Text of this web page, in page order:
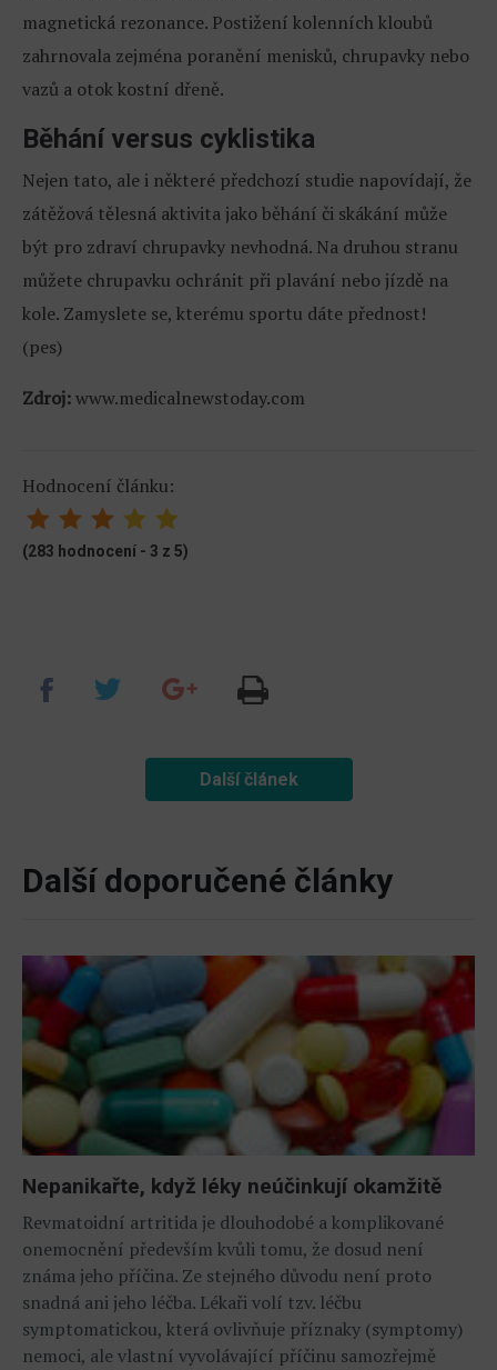
magnetická rezonance. Postižení kolenních kloubů
zahrnovala zejména poranění menisků, chrupavky nebo
vazů a otok kostní dřeně.
Běhání versus cyklistika
Nejen tato, ale i některé předchozí studie napovídají, že
zátěžová tělesná aktivita jako běhání či skákání může
být pro zdraví chrupavky nevhodná. Na druhou stranu
můžete chrupavku ochránit při plavání nebo jízdě na
kole. Zamyslete se, kterému sportu dáte přednost!
(pes)
Zdroj:www.medicalnewstoday.com
Hodnocení článku:
(283 hodnocení - 3 z 5)
Další článek
Další doporučené články
Nepanikařte, když léky neúčinkují okamžitě
Revmatoidní artritida je dlouhodobé a komplikované
onemocnění především kvůli tomu, že dosud není
známa jeho příčina. Ze stejného důvodu není proto
snadná ani jeho léčba. Lékaři volí tzv. léčbu
symptomatickou, která ovlivňuje příznaky (symptomy)
nemoci, ale vlastní vyvolávající příčinu samozřejmě